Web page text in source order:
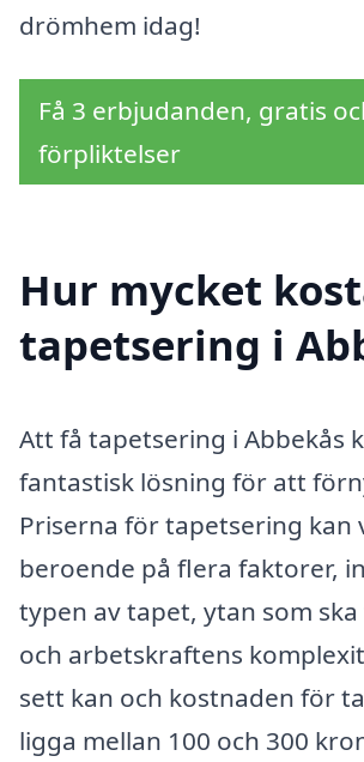
drömhem idag!
Få 3 erbjudanden, gratis
förpliktelser
Hur mycket
tapetsering i
Att få tapetsering i Abbekås
fantastisk lösning för att
Priserna för tapetsering kan
beroende på flera faktorer,
typen av tapet, ytan som
och arbetskraftens
sett kan och kostnaden för
ligga mellan 100 och 300